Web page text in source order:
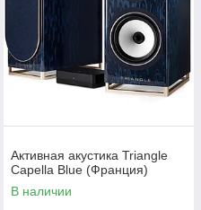
Активная акустика Triangle
Capella Blue (Франция)
В наличии